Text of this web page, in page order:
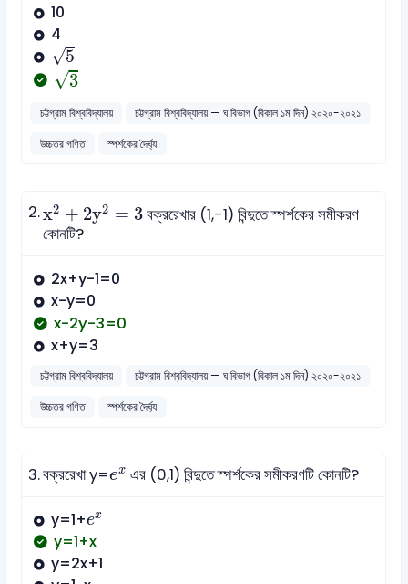
10
4
√5
5
√3
3
চট্টগ্রাম বিশ্ববিদ্যালয়
চট্টগ্রাম বিশ্ববিদ্যালয় — ঘ বিভাগ (বিকাল ১ম দিন) ২০২০-২০২১
উচ্চতর গণিত
স্পর্শকের দৈর্ঘ্য
2.x2 + 2y2 = 3
2 + 2y 2=
বক্ররেখার (1,-1) বিন্দুতে স্পর্শকের সমীকরণ
কোনটি?
2x+y-1=0
x-y=0
x-2y-3=0
x+y=3
চট্টগ্রাম বিশ্ববিদ্যালয়
চট্টগ্রাম বিশ্ববিদ্যালয় — ঘ বিভাগ (বিকাল ১ম দিন) ২০২০-২০২১
উচ্চতর গণিত
স্পর্শকের দৈর্ঘ্য
3.বক্ররেখা y=ex
ex এর (0,1) বিন্দুতে স্পর্শকের সমীকরণটি কোনটি?
y=1+ex
ex
y=1+x
y=2x+1